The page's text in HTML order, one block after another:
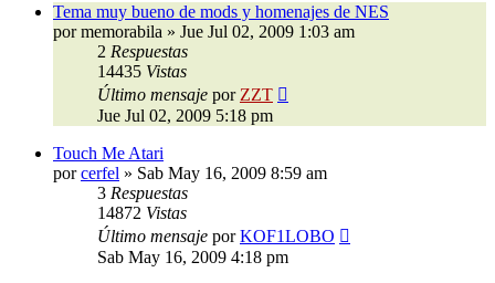
Tema muy bueno de mods y homenajes de NES
pormemorabila » Jue Jul 02, 2009 1:03 am
2 Respuestas
14435 Vistas
Último mensaje por ZZT
Jue Jul 02, 2009 5:18 pm
Touch Me Atari
porcerfel » Sab May 16, 2009 8:59 am
3 Respuestas
14872 Vistas
Último mensaje porKOF1LOBO
Sab May 16, 2009 4:18 pm